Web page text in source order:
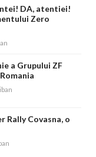
DA, atentiei!
Zero
a Grupului ZF
Rally Covasna, o